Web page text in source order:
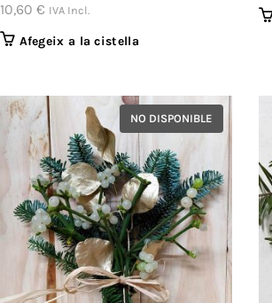
10,60 € IVA Incl.
Afegeix a la cistella
NO DISPONIBLE